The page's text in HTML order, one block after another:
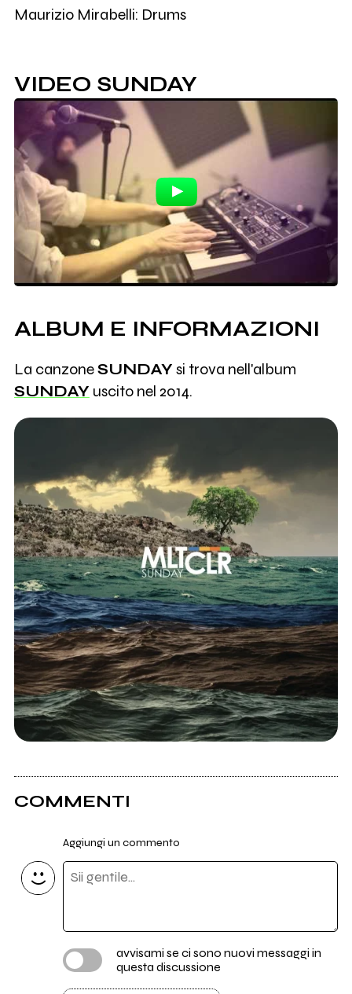
Maurizio Mirabelli: Drums
VIDEO SUNDAY
ALBUM E INFORMAZIONI
La canzoneSUNDAY si trova nell'album
SUNDAY uscito nel 2014.
COMMENTI
Aggiungi un commento
avvisami se ci sono nuovi messaggi in
questa discussione